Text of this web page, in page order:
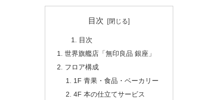
目次
目次
世界旗艦店「無印良品 銀座」
フロア構成
1F 青果・食品・ベーカリー
4F 本の仕立てサービス